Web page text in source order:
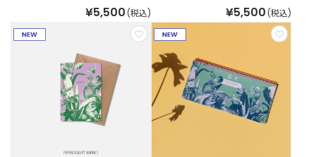
¥5,500 (税込) ¥5,500 (税込)